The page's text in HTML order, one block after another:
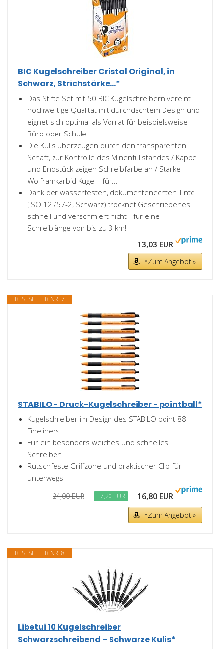
BIC Kugelschreiber Cristal Original, in
Schwarz, Strichstärke...*
Das Stifte Set mit 50 BIC Kugelschreibern vereint
hochwertige Qualität mit durchdachtem Design und
eignet sich optimal als Vorrat für beispielsweise
Büro oder Schule
Die Kulis überzeugen durch den transparenten
Schaft, zur Kontrolle des Minenfüllstandes / Kappe
und Endstück zeigen Schreibfarbe an / Starke
Wolframkarbid Kugel - für...
Dank der wasserfesten, dokumentenechten Tinte
(ISO 12757-2, Schwarz) trocknet Geschriebenes
schnell und verschmiert nicht - für eine
Schreiblänge von bis zu 3 km!
13,03 EUR
*Zum Angebot »
BESTSELLER NR. 7
STABILO - Druck-Kugelschreiber - pointball*
Kugelschreiber im Design des STABILO point 88
Fineliners
Für ein besonders weiches und schnelles
Schreiben
Rutschfeste Griffzone und praktischer Clip für
unterwegs
24,00 EUR −7,20 EUR 16,80 EUR
*Zum Angebot »
BESTSELLER NR. 8
Libetui 10 Kugelschreiber
Schwarzschreibend – Schwarze Kulis*